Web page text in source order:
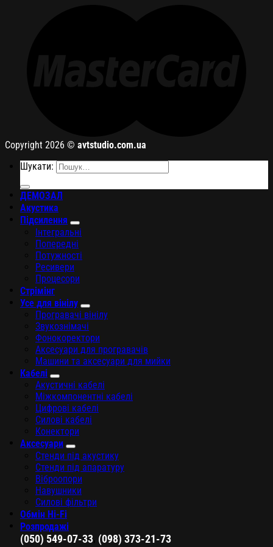
Copyright 2026 © avtstudio.com.ua
Шукати:
ДЕМОЗАЛ
Акустика
Підсилення
Інтегральні
Попередні
Потужності
Ресивери
Процесори
Стрімінг
Усе для вінілу
Програвачі вінілу
Звукознімачі
Фонокоректори
Аксесуари для програвачів
Машини та аксесуари для мийки
Кабелі
Акустичні кабелі
Міжкомпонентні кабелі
Цифрові кабелі
Силові кабелі
Конектори
Аксесуари
Стенди під акустику
Стенди під апаратуру
Віброопори
Навушники
Силові фільтри
Обмін Hi-Fi
Розпродажі
(050) 549-07-33 (098) 373-21-73